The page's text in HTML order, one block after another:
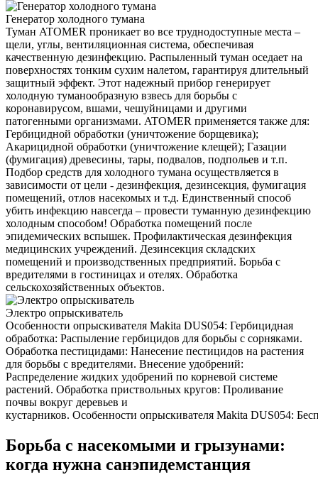
Генератор холодного тумана
Туман ATOMER проникает во все труднодоступные места –
щели, углы, вентиляционная система, обеспечивая
качественную дезинфекцию. Распыленный туман оседает на
поверхностях тонким сухим налетом, гарантируя длительный
защитный эффект. Этот надежный прибор генерирует
холодную туманообразную взвесь для борьбы с
коронавирусом, вшами, чешуйницами и другими
патогенными организмами. ATOMER применяется также для:
Гербицидной обработки (уничтожение борщевика);
Акарицидной обработки (уничтожение клещей); Газации
(фумигация) древесины, тары, подвалов, подпольев и т.п.
Подбор средств для холодного тумана осуществляется в
зависимости от цели - дезинфекция, дезинсекция, фумигация
помещений, отлов насекомых и т.д. Единственный способ
убить инфекцию навсегда – провести туманную дезинфекцию
холодным способом! Обработка помещений после
эпидемических вспышек. Профилактическая дезинфекция
медицинских учреждений. Дезинсекция складских
помещений и производственных предприятий. Борьба с
вредителями в гостиницах и отелях. Обработка
сельскохозяйственных объектов.
Электро опрыскиватель
Особенности опрыскивателя Makita DUS054: Гербицидная
обработка: Распыление гербицидов для борьбы с сорняками.
Обработка пестицидами: Нанесение пестицидов на растения
для борьбы с вредителями. Внесение удобрений:
Распределение жидких удобрений по корневой системе
растений. Обработка приствольных кругов: Проливание
почвы вокруг деревьев и
кустарников. Особенности опрыскивателя Makita DUS054:
Борьба с насекомыми и грызунами:
когда нужна санэпидемстанция